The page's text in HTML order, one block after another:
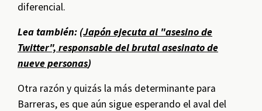
diferencial.
Lea también: (Japón ejecuta al "asesino de
Twitter", responsable del brutal asesinato de
nueve personas)
Otra razón y quizás la más determinante para
Barreras, es que aún sigue esperando el aval del